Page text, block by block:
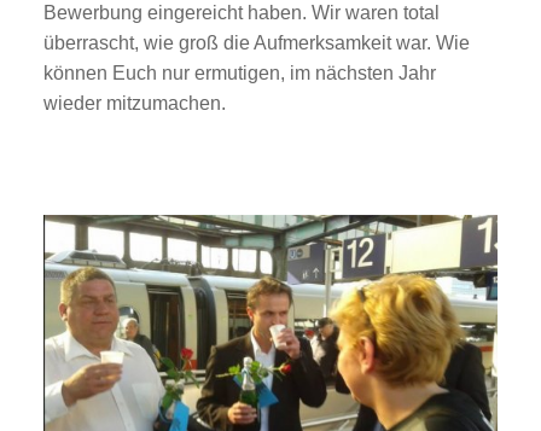
Bewerbung eingereicht haben. Wir waren total
überrascht, wie groß die Aufmerksamkeit war. Wie
können Euch nur ermutigen, im nächsten Jahr
wieder mitzumachen.